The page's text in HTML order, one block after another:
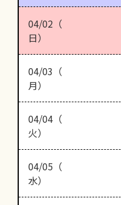
04/02（
日）
04/03（
月）
04/04（
火）
04/05（
水）